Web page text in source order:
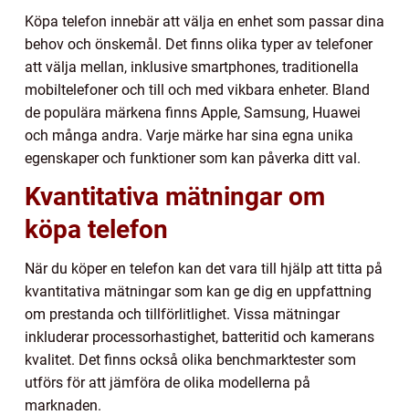
Köpa telefon innebär att välja en enhet som passar dina
behov och önskemål. Det finns olika typer av telefoner
att välja mellan, inklusive smartphones, traditionella
mobiltelefoner och till och med vikbara enheter. Bland
de populära märkena finns Apple, Samsung, Huawei
och många andra. Varje märke har sina egna unika
egenskaper och funktioner som kan påverka ditt val.
Kvantitativa mätningar om
köpa telefon
När du köper en telefon kan det vara till hjälp att titta på
kvantitativa mätningar som kan ge dig en uppfattning
om prestanda och tillförlitlighet. Vissa mätningar
inkluderar processorhastighet, batteritid och kamerans
kvalitet. Det finns också olika benchmarktester som
utförs för att jämföra de olika modellerna på
marknaden.